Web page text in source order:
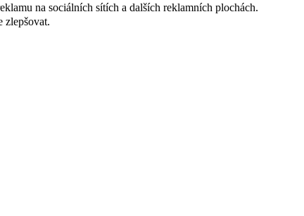
na sociálních sítích a dalších reklamních plochách.
zlepšovat.